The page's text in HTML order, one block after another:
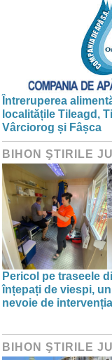
Întreruperea
localitățile Tileagd,
Vârciorog și Fâșca
BIHON ŞTIRILE
Pericol pe traseele
înțepați de viespi,
nevoie de
BIHON ŞTIRILE